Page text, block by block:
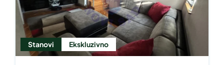
Stanovi Ekskluzivno